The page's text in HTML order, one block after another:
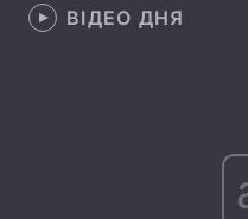
ВІДЕО ДНЯ